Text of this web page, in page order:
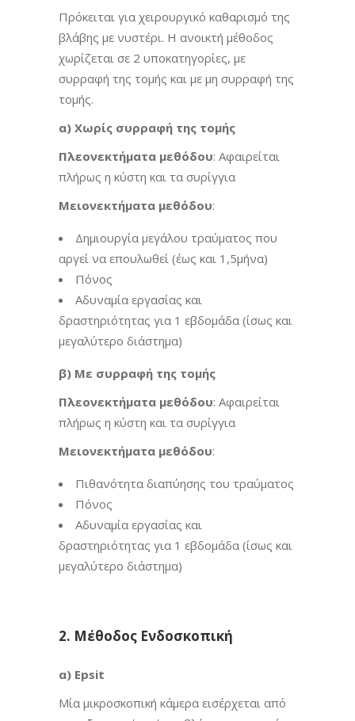
Πρόκειται για χειρουργικό καθαρισμό της
βλάβης με νυστέρι. Η ανοικτή μέθοδος
χωρίζεται σε 2 υποκατηγορίες, με
συρραφή της τομής και με μη συρραφή της
τομής.
α) Χωρίς συρραφή της τομής
Πλεονεκτήματα μεθόδου: Αφαιρείται
πλήρως η κύστη και τα συρίγγια
Μειονεκτήματα μεθόδου:
Δημιουργία μεγάλου τραύματος που
αργεί να επουλωθεί (έως και 1,5μήνα)
Πόνος
Αδυναμία εργασίας και
δραστηριότητας για 1 εβδομάδα (ίσως και
μεγαλύτερο διάστημα)
β) Με συρραφή της τομής
Πλεονεκτήματα μεθόδου: Αφαιρείται
πλήρως η κύστη και τα συρίγγια
Μειονεκτήματα μεθόδου:
Πιθανότητα διαπύησης του τραύματος
Πόνος
Αδυναμία εργασίας και
δραστηριότητας για 1 εβδομάδα (ίσως και
μεγαλύτερο διάστημα)
2. Μέθοδος Ενδοσκοπική
α) Epsit
Μία μικροσκοπική κάμερα εισέρχεται από